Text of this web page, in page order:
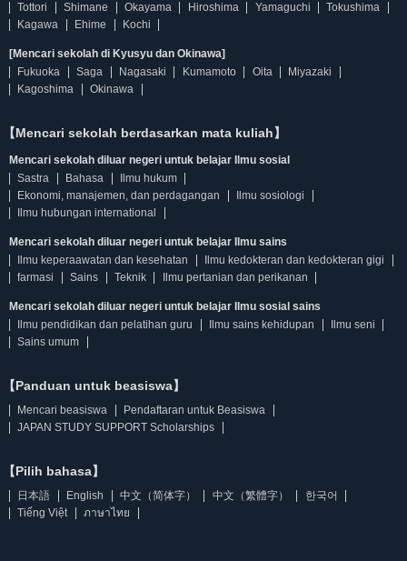
Tottori
Shimane Okayama Hiroshima Yamaguchi
Tokushima
Kagawa
Ehime Kochi
[Mencari sekolah di Kyusyu dan Okinawa]
Fukuoka
Saga Nagasaki Kumamoto Oita
Miyazaki
Kagoshima
Okinawa
【Mencari sekolah berdasarkan mata kuliah】
Mencari sekolah diluar negeri untuk belajar Ilmu sosial
Sastra
Bahasa
Ilmu hukum
Ekonomi, manajemen, dan perdagangan
Ilmu sosiologi
Ilmu hubungan international
Mencari sekolah diluar negeri untuk belajar Ilmu sains
Ilmu keperaawatan dan kesehatan
Ilmu kedokteran dan kedokteran gigi
farmasi
Sains Teknik Ilmu pertanian dan perikanan
Mencari sekolah diluar negeri untuk belajar Ilmu sosial sains
Ilmu pendidikan dan pelatihan guru
Ilmu sains kehidupan
Ilmu seni
Sains umum
【Panduan untuk beasiswa】
Mencari beasiswa
Pendaftaran untuk Beasiswa
JAPAN STUDY SUPPORT Scholarships
【Pilih bahasa】
日本語 English 中文（简体字） 中文（繁體字）
한국어
Tiếng Việt
ภาษาไทย